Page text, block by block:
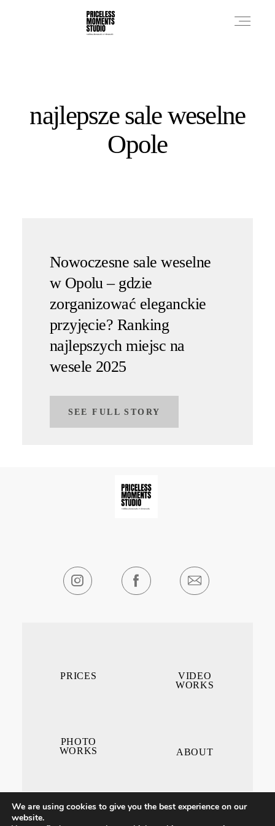
najlepsze sale weselne
Opole
Nowoczesne sale weselne
w Opolu – gdzie
zorganizować eleganckie
przyjęcie? Ranking
najlepszych miejsc na
wesele 2025
SEE FULL STORY
VIDEO
WORKS
ABOUT
PRICES
PHOTO
WORKS
We are using cookies to give you the best experience on our
website.
PHOTO WORKS